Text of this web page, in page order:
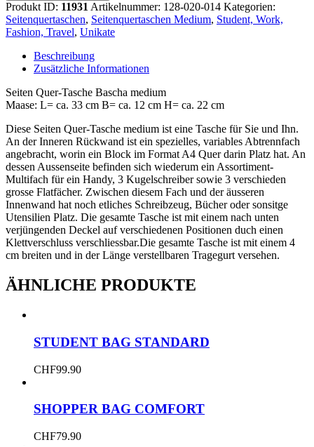
Bascha
Medium
Menge
Produkt ID: 11931 Artikelnummer: 128-020-014 Kategorien:
Seitenquertaschen, Seitenquertaschen Medium, Student, Work,
Fashion, Travel, Unikate
Beschreibung
Zusätzliche Informationen
Seiten Quer-Tasche Bascha medium
Maase: L= ca. 33 cm B= ca. 12 cm H= ca. 22 cm
Diese Seiten Quer-Tasche medium ist eine Tasche für Sie und Ihn.
An der Inneren Rückwand ist ein spezielles, variables Abtrennfach
angebracht, worin ein Block im Format A4 Quer darin Platz hat. An
dessen Aussenseite befinden sich wiederum ein Assortiment-
Multifach für ein Handy, 3 Kugelschreiber sowie 3 verschieden
grosse Flatfächer. Zwischen diesem Fach und der äusseren
Innenwand hat noch etliches Schreibzeug, Bücher oder sonsitge
Utensilien Platz. Die gesamte Tasche ist mit einem nach unten
verjüngenden Deckel auf verschiedenen Positionen duch einen
Klettverschluss verschliessbar.Die gesamte Tasche ist mit einem 4
cm breiten und in der Länge verstellbaren Tragegurt versehen.
ÄHNLICHE PRODUKTE
STUDENT BAG STANDARD
CHF99.90
SHOPPER BAG COMFORT
CHF79.90